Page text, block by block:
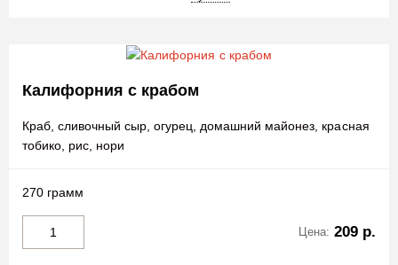
Калифорния с крабом
Краб, сливочный сыр, огурец, домашний майонез, красная
тобико, рис, нори
270 грамм
Цена: 209 р.